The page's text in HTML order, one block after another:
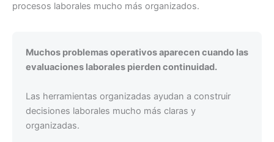
procesos laborales mucho más organizados.
Muchos problemas operativos aparecen cuando las
evaluaciones laborales pierden continuidad.
Las herramientas organizadas ayudan a construir
decisiones laborales mucho más claras y
organizadas.